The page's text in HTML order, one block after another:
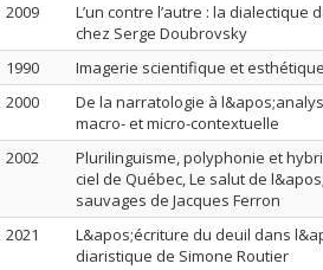
2009
L’un contre l’autre : la dialectique
chez Serge Doubrovsky
1990
Imagerie scientifique et
2000
De la narratologie à
macro- et micro-contextuelle
2002
Plurilinguisme, polyphonie et
ciel de Québec, Le salut de
sauvages de Jacques Ferron
2021
L&apos;écriture du deuil dans
diaristique de Simone Routier